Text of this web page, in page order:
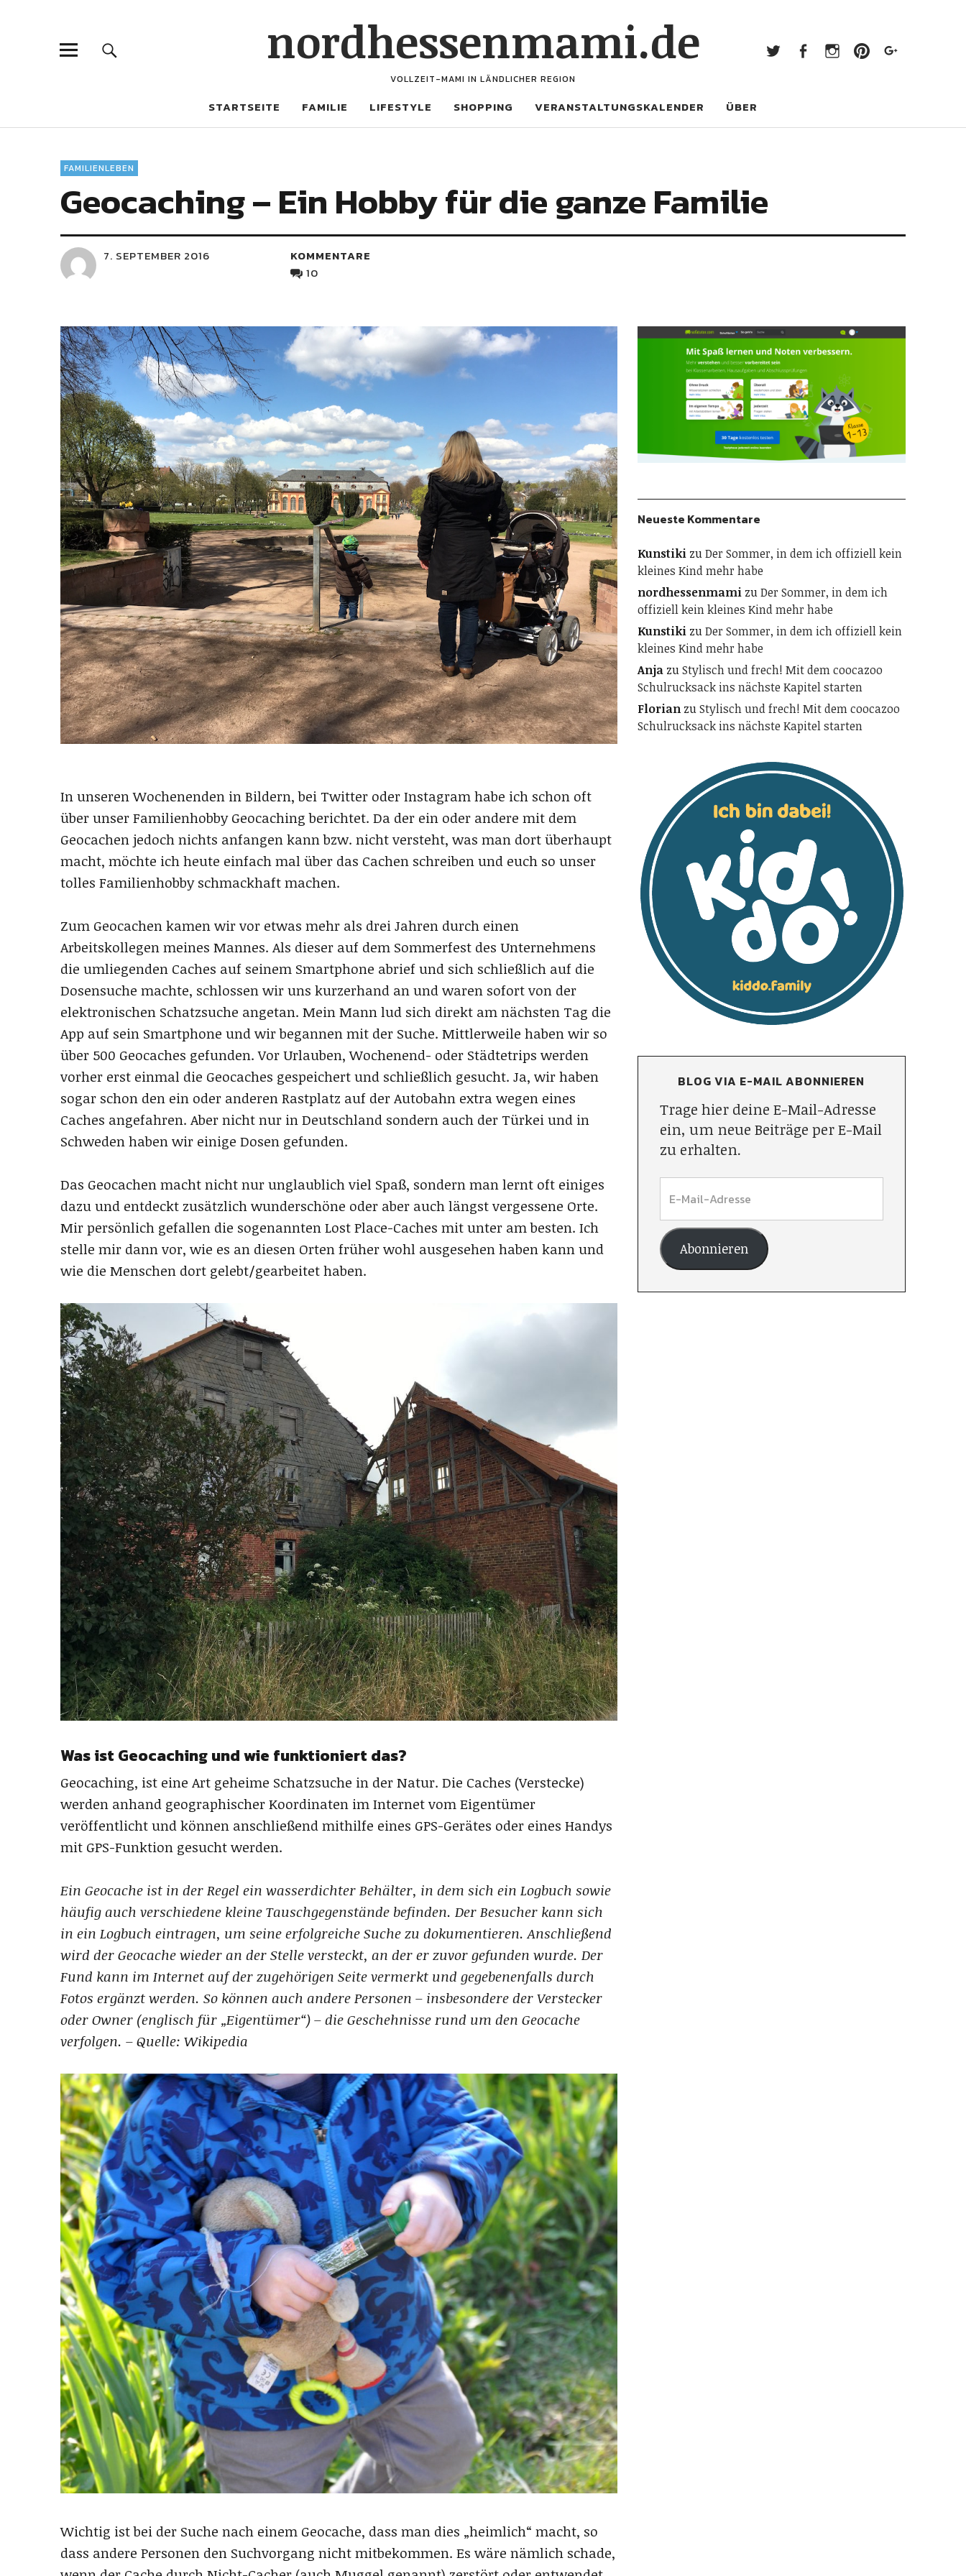
nordhessenmami.de
VOLLZEIT-MAMI IN LÄNDLICHER REGION
STARTSEITE FAMILIE LIFESTYLE SHOPPING VERANSTALTUNGSKALENDER ÜBER
FAMILIENLEBEN
Geocaching – Ein Hobby für die ganze Familie
7. SEPTEMBER 2016
KOMMENTARE
10
In unseren Wochenenden in Bildern, bei Twitter oder Instagram habe ich schon oft
über unser Familienhobby Geocaching berichtet. Da der ein oder andere mit dem
Geocachen jedoch nichts anfangen kann bzw. nicht versteht, was man dort überhaupt
macht, möchte ich heute einfach mal über das Cachen schreiben und euch so unser
tolles Familienhobby schmackhaft machen.
Zum Geocachen kamen wir vor etwas mehr als drei Jahren durch einen
Arbeitskollegen meines Mannes. Als dieser auf dem Sommerfest des Unternehmens
die umliegenden Caches auf seinem Smartphone abrief und sich schließlich auf die
Dosensuche machte, schlossen wir uns kurzerhand an und waren sofort von der
elektronischen Schatzsuche angetan. Mein Mann lud sich direkt am nächsten Tag die
App auf sein Smartphone und wir begannen mit der Suche. Mittlerweile haben wir so
über 500 Geocaches gefunden. Vor Urlauben, Wochenend- oder Städtetrips werden
vorher erst einmal die Geocaches gespeichert und schließlich gesucht. Ja, wir haben
sogar schon den ein oder anderen Rastplatz auf der Autobahn extra wegen eines
Caches angefahren. Aber nicht nur in Deutschland sondern auch der Türkei und in
Schweden haben wir einige Dosen gefunden.
Das Geocachen macht nicht nur unglaublich viel Spaß, sondern man lernt oft einiges
dazu und entdeckt zusätzlich wunderschöne oder aber auch längst vergessene Orte.
Mir persönlich gefallen die sogenannten Lost Place-Caches mit unter am besten. Ich
stelle mir dann vor, wie es an diesen Orten früher wohl ausgesehen haben kann und
wie die Menschen dort gelebt/gearbeitet haben.
Was ist Geocaching und wie funktioniert das?
Geocaching, ist eine Art geheime Schatzsuche in der Natur. Die Caches (Verstecke)
werden anhand geographischer Koordinaten im Internet vom Eigentümer
veröffentlicht und können anschließend mithilfe eines GPS-Gerätes oder eines Handys
mit GPS-Funktion gesucht werden.
Ein Geocache ist in der Regel ein wasserdichter Behälter, in dem sich ein Logbuch sowie
häufig auch verschiedene kleine Tauschgegenstände befinden. Der Besucher kann sich
in ein Logbuch eintragen, um seine erfolgreiche Suche zu dokumentieren. Anschließend
wird der Geocache wieder an der Stelle versteckt, an der er zuvor gefunden wurde. Der
Fund kann im Internet auf der zugehörigen Seite vermerkt und gegebenenfalls durch
Fotos ergänzt werden. So können auch andere Personen – insbesondere der Verstecker
oder Owner (englisch für „Eigentümer“) – die Geschehnisse rund um den Geocache
verfolgen. – Quelle: Wikipedia
Wichtig ist bei der Suche nach einem Geocache, dass man dies „heimlich“ macht, so
dass andere Personen den Suchvorgang nicht mitbekommen. Es wäre nämlich schade,
Neueste Kommentare
KunstikizuDer Sommer, in dem ich offiziell kein
kleines Kind mehr habe
nordhessenmamizuDer Sommer, in dem ich
offiziell kein kleines Kind mehr habe
KunstikizuDer Sommer, in dem ich offiziell kein
kleines Kind mehr habe
AnjazuStylisch und frech! Mit dem coocazoo
Schulrucksack ins nächste Kapitel starten
FlorianzuStylisch und frech! Mit dem coocazoo
Schulrucksack ins nächste Kapitel starten
BLOG VIA E-MAIL ABONNIEREN
Trage hier deine E-Mail-Adresse
ein, um neue Beiträge per E-Mail
zu erhalten.
Abonnieren